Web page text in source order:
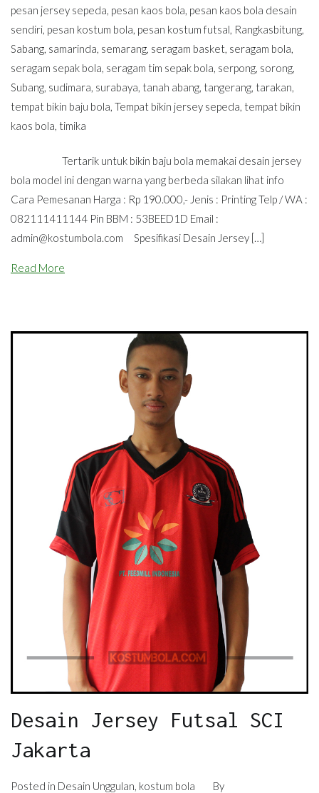
pesan jersey sepeda, pesan kaos bola, pesan kaos bola desain
sendiri, pesan kostum bola, pesan kostum futsal, Rangkasbitung,
Sabang, samarinda, semarang, seragam basket, seragam bola,
seragam sepak bola, seragam tim sepak bola, serpong, sorong,
Subang, sudimara, surabaya, tanah abang, tangerang, tarakan,
tempat bikin baju bola, Tempat bikin jersey sepeda, tempat bikin
kaos bola, timika
Tertarik untuk bikin baju bola memakai desain jersey
bola model ini dengan warna yang berbeda silakan lihat info
Cara Pemesanan Harga : Rp 190.000,- Jenis : Printing Telp / WA :
082111411144 Pin BBM : 53BEED1D Email :
admin@kostumbola.com Spesifikasi Desain Jersey […]
Read More
Desain Jersey Futsal SCI
Jakarta
Posted in Desain Unggulan kostum bola
By